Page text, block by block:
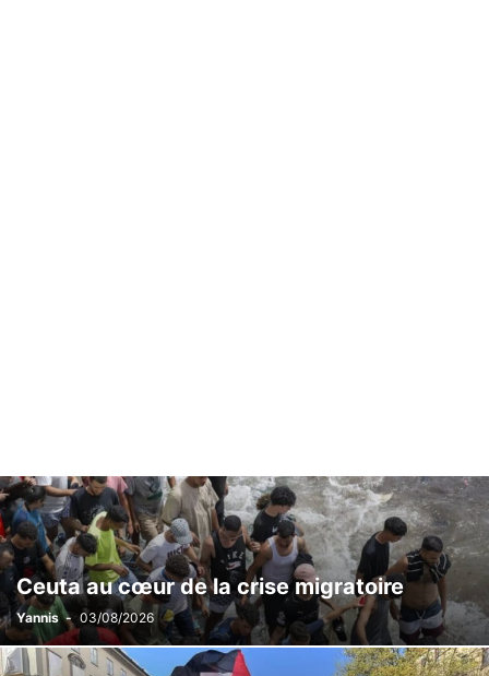
Ceuta au cœur de la crise migratoire
Yannis - 03/08/2026